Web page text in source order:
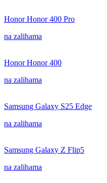
Honor Honor 400 Pro
na zalihama
Honor Honor 400
na zalihama
Samsung Galaxy S25 Edge
na zalihama
Samsung Galaxy Z Flip5
na zalihama